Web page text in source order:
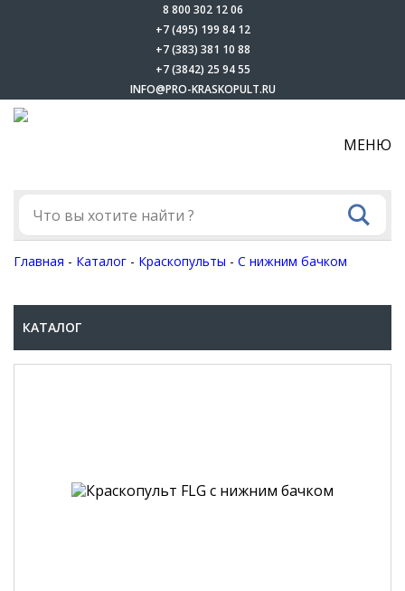
8 800 302 12 06
+7 (495) 199 84 12
+7 (383) 381 10 88
+7 (3842) 25 94 55
INFO@PRO-KRASKOPULT.RU
МЕНЮ
Главная - Каталог - Краскопульты - С нижним бачком
КАТАЛОГ